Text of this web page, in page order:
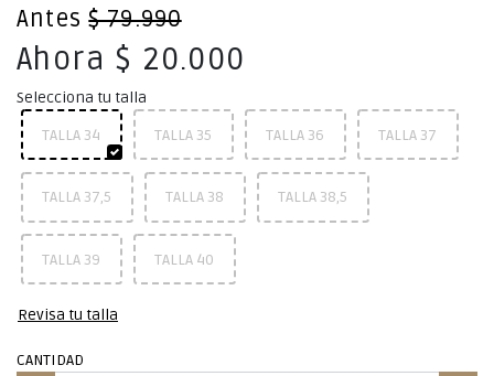
Antes$ 79.990
Ahora $ 20.000
Selecciona tu talla
TALLA 34
TALLA 35 TALLA 36 TALLA 37
TALLA 37,5 TALLA 38 TALLA 38,5
TALLA 39 TALLA 40
Revisa tu talla
CANTIDAD